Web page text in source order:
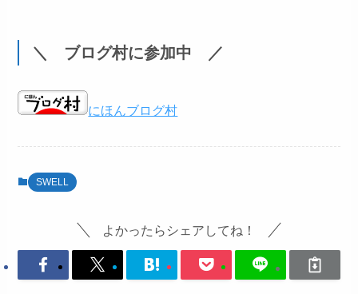
＼ ブログ村に参加中 ／
にほんブログ村
SWELL
よかったらシェアしてね！